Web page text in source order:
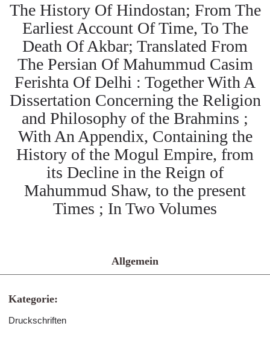
The History Of Hindostan; From The
Earliest Account Of Time, To The
Death Of Akbar; Translated From
The Persian Of Mahummud Casim
Ferishta Of Delhi : Together With A
Dissertation Concerning the Religion
and Philosophy of the Brahmins ;
With An Appendix, Containing the
History of the Mogul Empire, from
its Decline in the Reign of
Mahummud Shaw, to the present
Times ; In Two Volumes
Allgemein
Kategorie:
Druckschriften